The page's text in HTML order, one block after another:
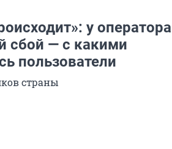
у оператора
сбой — с какими
пользователи
страны